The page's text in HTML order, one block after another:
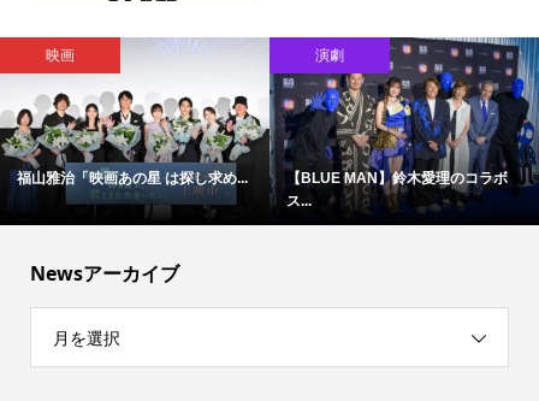
映画
福山雅治「映画あの星 は探し求め...
演劇
【BLUE MAN】鈴木愛理のコラボ
ス...
Newsアーカイブ
月を選択